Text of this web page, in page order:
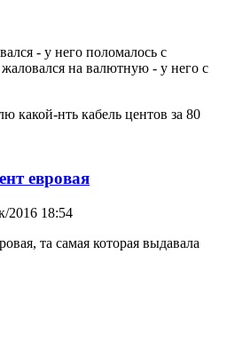
- у него поломалось с
жаловался на валютную - у него с
какой-нть кабель центов за 80
евровая
2016 18:54
та самая которая выдавала